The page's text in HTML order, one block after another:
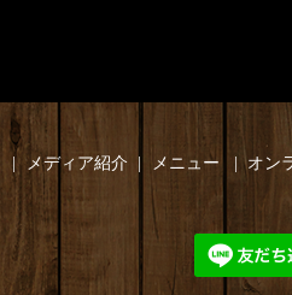
メディア紹介 メニュー オン